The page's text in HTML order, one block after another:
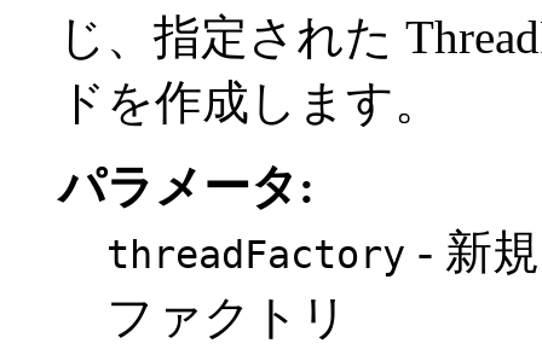
じ、指定された
ドを作成します。
パラメータ:
threadFactory - 新
ファクトリ